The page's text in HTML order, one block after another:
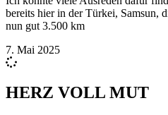
bereits hier in der Türkei, Samsun,
nun gut 3.500 km
7. Mai 2025
HERZ VOLL MUT